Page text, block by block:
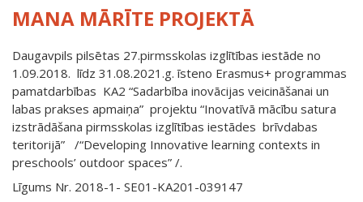
MANA MĀRĪTE PROJEKTĀ
Daugavpils pilsētas 27.pirmsskolas izglītības iestāde no
1.09.2018. līdz 31.08.2021.g. īsteno Erasmus+ programmas
pamatdarbības KA2 “Sadarbība inovācijas veicināšanai un
labas prakses apmaiņa” projektu “Inovatīvā mācību satura
izstrādāšana pirmsskolas izglītības iestādes brīvdabas
teritorijā” /“Developing Innovative learning contexts in
preschools’ outdoor spaces” /.
Līgums Nr. 2018-1- SE01-KA201-039147